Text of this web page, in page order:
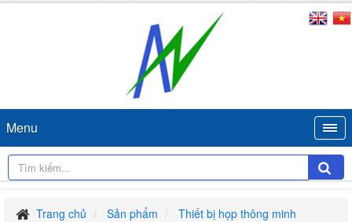
Menu
Trang chủ Sản phẩm Thiết bị họp thông minh